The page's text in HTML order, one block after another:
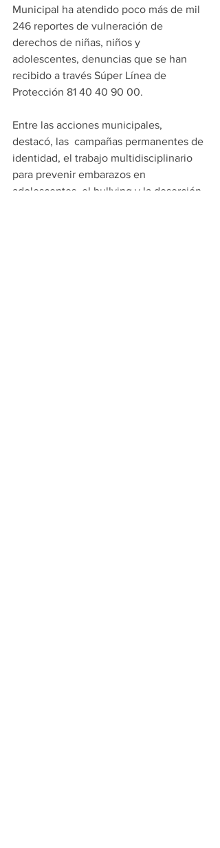
Municipal ha atendido poco más de mil
246 reportes de vulneración de
derechos de niñas, niños y
adolescentes, denuncias que se han
recibido a través Súper Línea de
Protección 81 40 40 90 00.
Entre las acciones municipales,
destacó, las  campañas permanentes de
identidad, el trabajo multidisciplinario
para prevenir embarazos en
adolescentes, el bullying y la deserción